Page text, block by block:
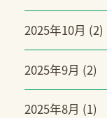
2025年10月 (2)
2025年9月 (2)
2025年8月 (1)